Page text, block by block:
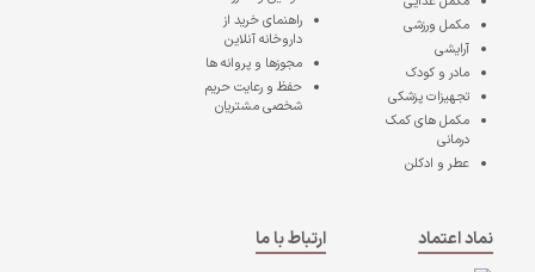
مکمل ورزشی
آرایشی
مادر و کودک
تجهیزات پزشکی
مکمل های کمک
درمانی
عطر و ادکلن
راهنمای خرید از
داروخانه آنلاین
مجوزها و پروانه ها
حفظ و رعایت حریم
شخصی مشتریان
نماد اعتماد
ارتباط با ما